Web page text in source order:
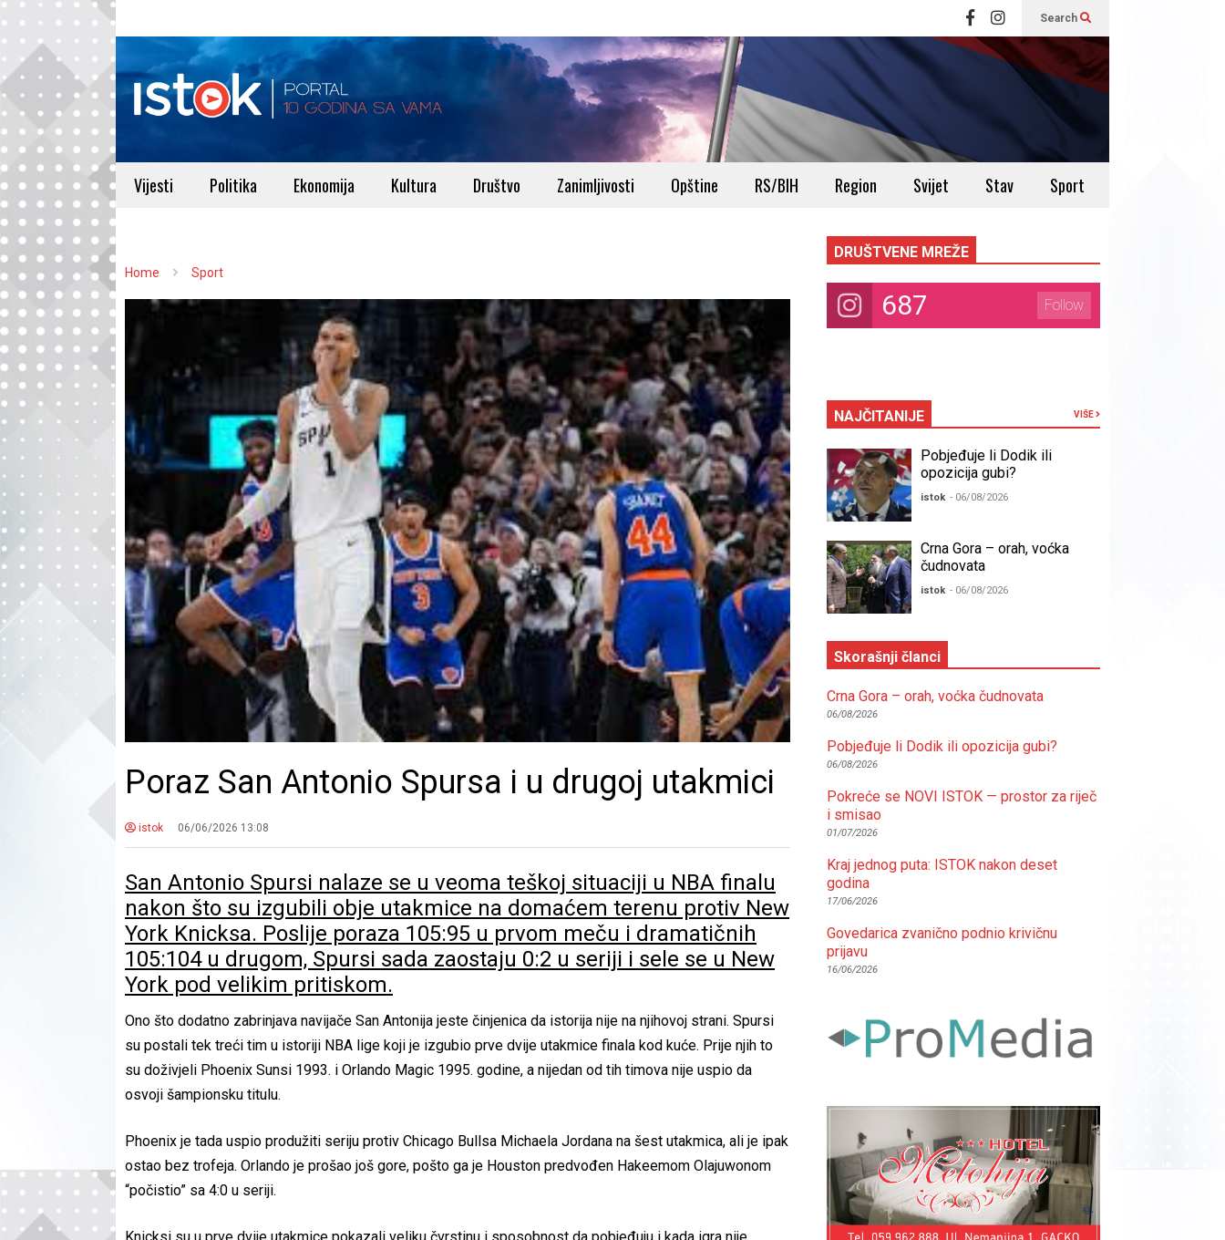
Search
Vijesti Politika Ekonomija Kultura Društvo Zanimljivosti Opštine RS/BIH Region Svijet Stav Sport
Home Sport
Poraz San Antonio Spursa i u drugoj utakmici
istok 06/06/2026 13:08
San Antonio Spursi nalaze se u veoma teškoj situaciji u NBA finalu
nakon što su izgubili obje utakmice na domaćem terenu protiv New
York Knicksa. Poslije poraza 105:95 u prvom meču i dramatičnih
105:104 u drugom, Spursi sada zaostaju 0:2 u seriji i sele se u New
York pod velikim pritiskom.
Ono što dodatno zabrinjava navijače San Antonija jeste činjenica da istorija nije na njihovoj strani. Spursi
su postali tek treći tim u istoriji NBA lige koji je izgubio prve dvije utakmice finala kod kuće. Prije njih to
su doživjeli Phoenix Sunsi 1993. i Orlando Magic 1995. godine, a nijedan od tih timova nije uspio da
osvoji šampionsku titulu.
Phoenix je tada uspio produžiti seriju protiv Chicago Bullsa Michaela Jordana na šest utakmica, ali je ipak
ostao bez trofeja. Orlando je prošao još gore, pošto ga je Houston predvođen Hakeemom Olajuwonom
“počistio” sa 4:0 u seriji.
Knicksi su u prve dvije utakmice pokazali veliku čvrstinu i sposobnost da pobjeđuju i kada igra nije
DRUŠTVENE MREŽE
687 Follow
NAJČITANIJE VIŠE
Pobjeđuje li Dodik ili
opozicija gubi?
istok - 06/08/2026
Crna Gora – orah, voćka
čudnovata
istok - 06/08/2026
Skorašnji članci
Crna Gora – orah, voćka čudnovata
06/08/2026
Pobjeđuje li Dodik ili opozicija gubi?
06/08/2026
Pokreće se NOVI ISTOK — prostor za riječ
i smisao
01/07/2026
Kraj jednog puta: ISTOK nakon deset
godina
17/06/2026
Govedarica zvanično podnio krivičnu
prijavu
16/06/2026